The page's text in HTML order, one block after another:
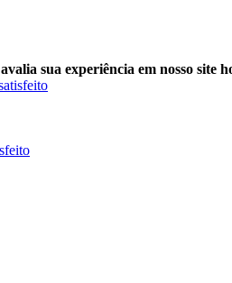
sua experiência em nosso site